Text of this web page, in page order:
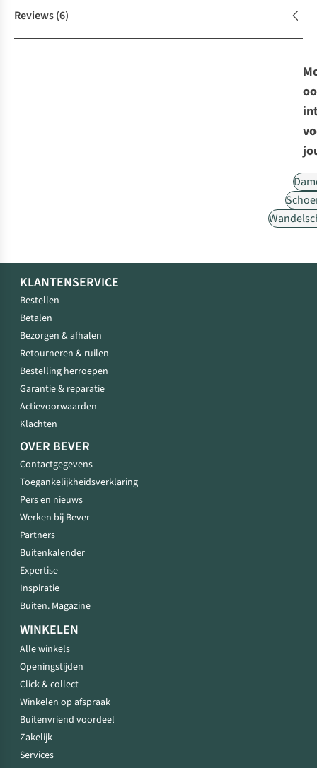
Reviews(6)
KLANTENSERVICE
Bestellen
Betalen
Bezorgen & afhalen
Retourneren & ruilen
Bestelling herroepen
Garantie & reparatie
Actievoorwaarden
Klachten
OVER BEVER
Contactgegevens
Toegankelijkheidsverklaring
Pers en nieuws
Werken bij Bever
Partners
Buitenkalender
Expertise
Inspiratie
Buiten. Magazine
WINKELEN
Alle winkels
Openingstijden
Click & collect
Winkelen op afspraak
Buitenvriend voordeel
Zakelijk
Services